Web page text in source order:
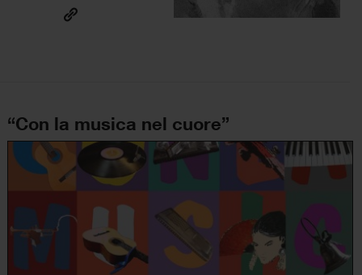
“Con la musica nel cuore”